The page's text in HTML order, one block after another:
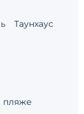
Таунхаус
пляже